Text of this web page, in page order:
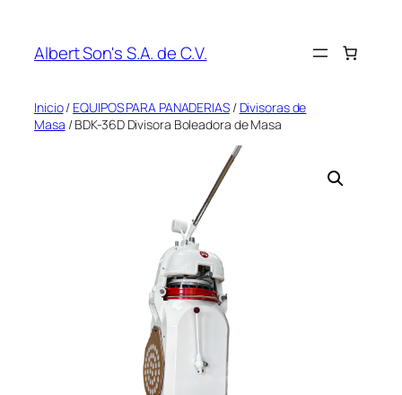
contenido
Albert Son's S.A. de C.V.
Inicio/ EQUIPOS PARA PANADERIAS/ Divisoras de
Masa / BDK-36D Divisora Boleadora de Masa